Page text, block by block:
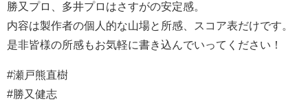
勝又プロ、多井プロはさすがの安定感。
内容は製作者の個人的な山場と所感、スコア表だけです。
是非皆様の所感もお気軽に書き込んでいってください！
#瀬戸熊直樹
#勝又健志